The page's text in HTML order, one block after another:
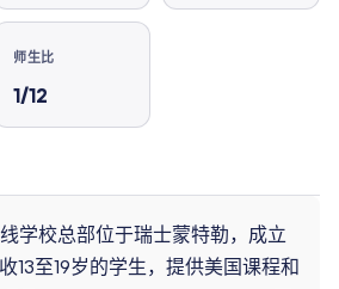
师生比
1/12
学校总部位于瑞士蒙特勒，成立
13至19岁的学生，提供美国课程和